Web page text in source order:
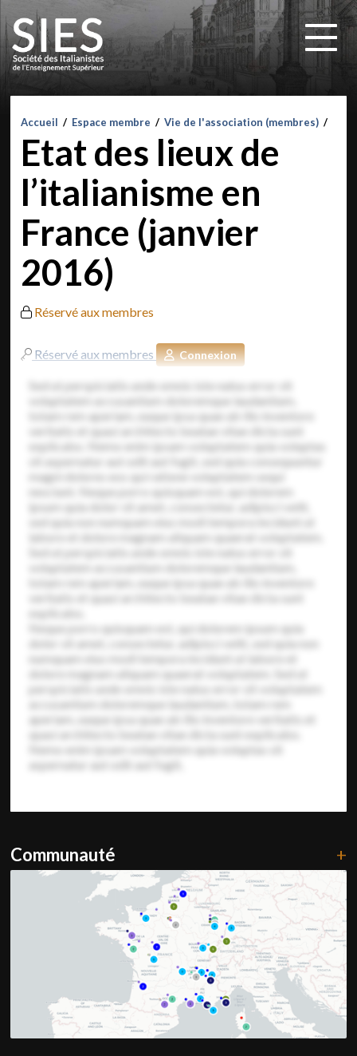
Accueil / Espace membre / Vie de l'association (membres) /
Etat des lieux de
l’italianisme en
France (janvier
2016)
Réservé aux membres
Réservé aux membres Connexion
Sed ut perspiciatis unde omnis iste natus error sit
voluptatem accusantium doloremque laudantium,
totam rem aperiam, eaque ipsa quae ab illo inventore
veritatis et quasi architecto beatae vitae dicta sunt
explicabo. Nemo enim ipsam voluptatem quia voluptas
sit aspernatur aut odit aut fugit, sed quia consequuntur
magni dolores eos qui ratione voluptatem sequi
nesciunt. Neque porro quisquam est, qui dolorem
ipsum quia dolor sit amet, consectetur, adipisci velit,
sed quia non numquam eius modi tempora incidunt ut
labore et dolore magnam aliquam quaerat voluptatem.
Sed ut perspiciatis unde omnis iste natus error sit
voluptatem accusantium doloremque laudantium,
totam rem aperiam, eaque ipsa quae ab illo inventore
veritatis et quasi architecto beatae vitae dicta sunt
explicabo.
Neque porro quisquam est, qui dolorem ipsum quia
dolor sit amet, consectetur, adipisci velit, sed quia non
numquam eius modi tempora incidunt ut labore et
dolore magnam aliquam quaerat voluptatem. Sed ut
perspiciatis unde omnis iste natus error sit voluptatem
accusantium doloremque laudantium, totam rem
aperiam, eaque ipsa quae ab illo inventore veritatis et
quasi architecto beatae vitae dicta sunt explicabo.
Nemo enim ipsam voluptatem quia voluptas sit
aspernatur aut odit aut fugit,
Communauté +